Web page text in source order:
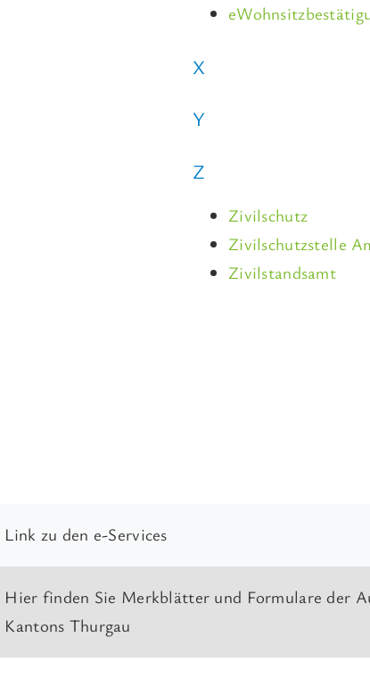
X
Y
Z
Zivilschutz
Zivilschutzstelle
Zivilstandsamt
Link zu den e-Services
Hier finden Sie Merkblätter und Formulare der
Kantons Thurgau